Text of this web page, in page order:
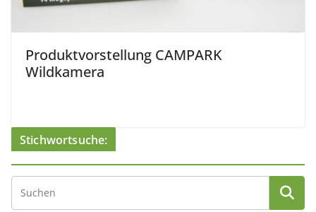
Produktvorstellung CAMPARK
Wildkamera
Stichwortsuche: